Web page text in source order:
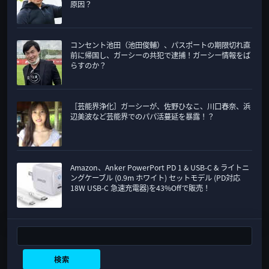
原因？
コンセント池田（池田俊輔）、パスポートの期限切れ直
前に帰国し、ガーシーの共犯で逮捕！ガーシー情報をば
らすのか？
［芸能界浄化］ガーシーが、佐野ひなこ、川口春奈、浜
辺美波など芸能界でのパパ活蔓延を暴露！？
Amazon、Anker PowerPort PD 1 & USB-C & ライトニ
ングケーブル (0.9m ホワイト) セットモデル (PD対応
18W USB-C 急速充電器)を43%Offで販売！
検索